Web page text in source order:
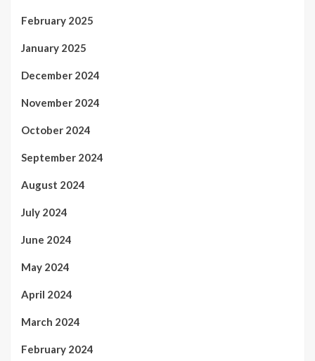
February 2025
January 2025
December 2024
November 2024
October 2024
September 2024
August 2024
July 2024
June 2024
May 2024
April 2024
March 2024
February 2024